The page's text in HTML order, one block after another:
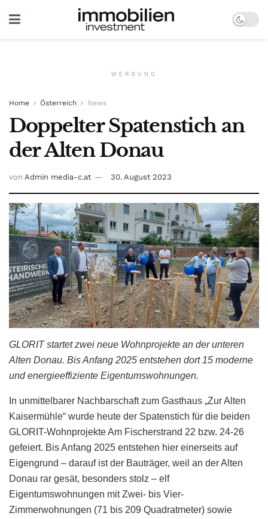
WERBUNG
Home Österreich News
Doppelter Spatenstich an
der Alten Donau
von Admin media-c.at 30. August 2023
GLORIT startet zwei neue Wohnprojekte an der unteren
Alten Donau. Bis Anfang 2025 entstehen dort 15 moderne
und energieeffiziente Eigentumswohnungen.
In unmittelbarer Nachbarschaft zum Gasthaus „Zur Alten
Kaisermühle“ wurde heute der Spatenstich für die beiden
GLORIT-Wohnprojekte Am Fischerstrand 22 bzw. 24-26
gefeiert. Bis Anfang 2025 entstehen hier einerseits auf
Eigengrund – darauf ist der Bauträger, weil an der Alten
Donau rar gesät, besonders stolz – elf
Eigentumswohnungen mit Zwei- bis Vier-
Zimmerwohnungen (71 bis 209 Quadratmeter) sowie